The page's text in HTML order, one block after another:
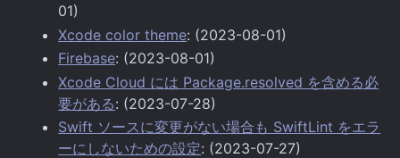
01)
Xcode color theme: (2023-08-01)
Firebase: (2023-08-01)
Xcode Cloud には Package.resolved を含める必
要がある: (2023-07-28)
Swift ソースに変更がない場合も SwiftLint をエラ
ーにしないための設定: (2023-07-27)